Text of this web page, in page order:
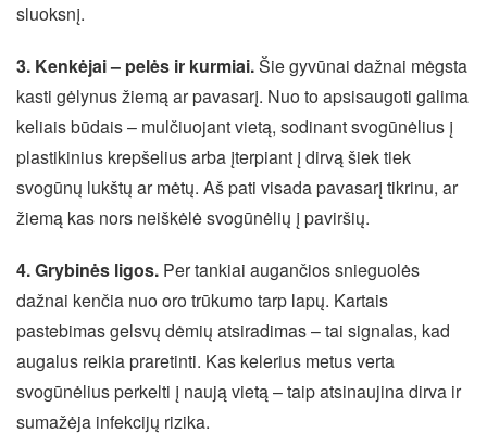
sluoksnį.
3. Kenkėjai – pelės ir kurmiai.Šie gyvūnai dažnai mėgsta
kasti gėlynus žiemą ar pavasarį. Nuo to apsisaugoti galima
keliais būdais – mulčiuojant vietą, sodinant svogūnėlius į
plastikinius krepšelius arba įterpiant į dirvą šiek tiek
svogūnų lukštų ar mėtų. Aš pati visada pavasarį tikrinu, ar
žiemą kas nors neiškėlė svogūnėlių į paviršių.
4. Grybinės ligos. Per tankiai augančios snieguolės
dažnai kenčia nuo oro trūkumo tarp lapų. Kartais
pastebimas gelsvų dėmių atsiradimas – tai signalas, kad
augalus reikia praretinti. Kas kelerius metus verta
svogūnėlius perkelti į naują vietą – taip atsinaujina dirva ir
sumažėja infekcijų rizika.